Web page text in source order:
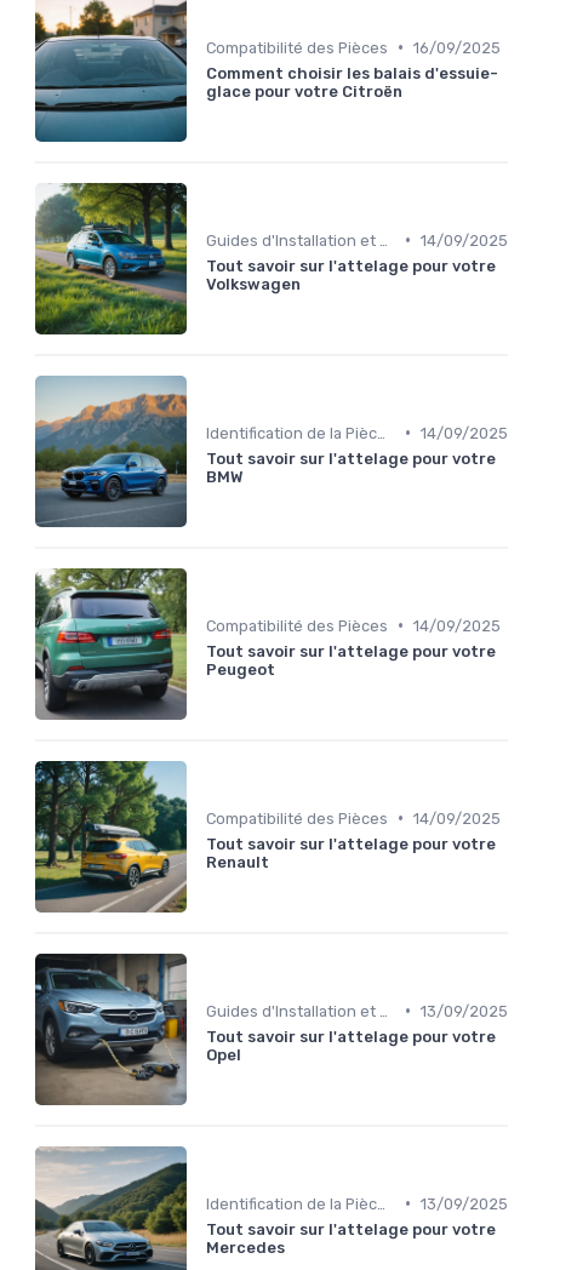
Compatibilité des Pièces • 16/09/2025
Comment choisir les balais d'essuie-
glace pour votre Citroën
• 14/09/2025
Tout savoir sur l'attelage pour votre
Volkswagen
• 14/09/2025
Tout savoir sur l'attelage pour votre
BMW
Compatibilité des Pièces • 14/09/2025
Tout savoir sur l'attelage pour votre
Peugeot
Compatibilité des Pièces • 14/09/2025
Tout savoir sur l'attelage pour votre
Renault
• 13/09/2025
Tout savoir sur l'attelage pour votre
Opel
• 13/09/2025
Tout savoir sur l'attelage pour votre
Mercedes